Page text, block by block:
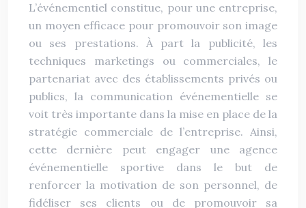
L’événementiel constitue, pour une entreprise,
un moyen efficace pour promouvoir son image
ou ses prestations. À part la publicité, les
techniques marketings ou commerciales, le
partenariat avec des établissements privés ou
publics, la communication événementielle se
voit très importante dans la mise en place de la
stratégie commerciale de l’entreprise. Ainsi,
cette dernière peut engager une agence
événementielle sportive dans le but de
renforcer la motivation de son personnel, de
fidéliser ses clients ou de promouvoir sa